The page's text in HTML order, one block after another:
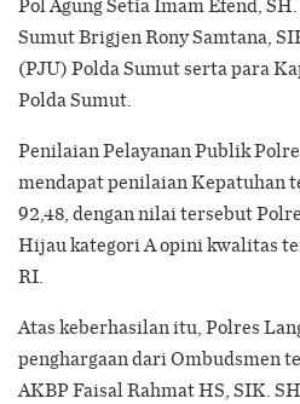
Sumut Brigjen Rony Samtana,
(PJU) Polda Sumut serta para
Polda Sumut.
Penilaian Pelayanan Publik
mendapat penilaian Kepatuhan
92,48, dengan nilai tersebut
Hijau kategori A opini kwalitas
RI.
Atas keberhasilan itu, Polres
penghargaan dari Ombudsmen
AKBP Faisal Rahmat HS, SIK.